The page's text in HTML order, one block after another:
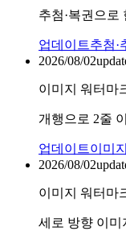
추첨·복권으로
업데이트추첨·
2026/08/02
이미지 워터마
개행으로 2줄
업데이트이미
2026/08/02
이미지 워터마
세로 방향 이미